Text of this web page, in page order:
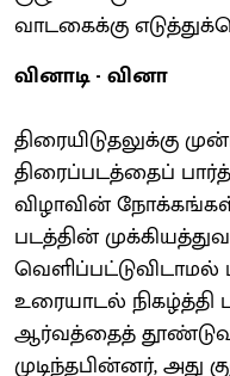
வாடகைக்கு
வினாடி - வினா
திரையிடுதலுக்கு
திரைப்படத்தைப்
விழாவின் நோக்கங்கள்
படத்தின்
உரையாடல் நிகழ்த்தி
ஆர்வத்தைத்
முடிந்தபின்னர், அது